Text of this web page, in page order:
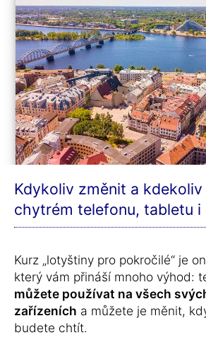
Kdykoliv změnit a kdekoliv
chytrém telefonu, tabletu i
Kurz „lotyštiny pro pokročilé“ je
který vám přináší mnoho výhod:
můžete používat na všech
zařízeních a můžete je měnit,
budete chtít.